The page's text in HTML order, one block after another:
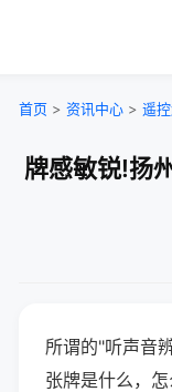
首页 > 资讯中心 > 遥
牌感敏锐!扬
所谓的"听声音
张牌是什么，